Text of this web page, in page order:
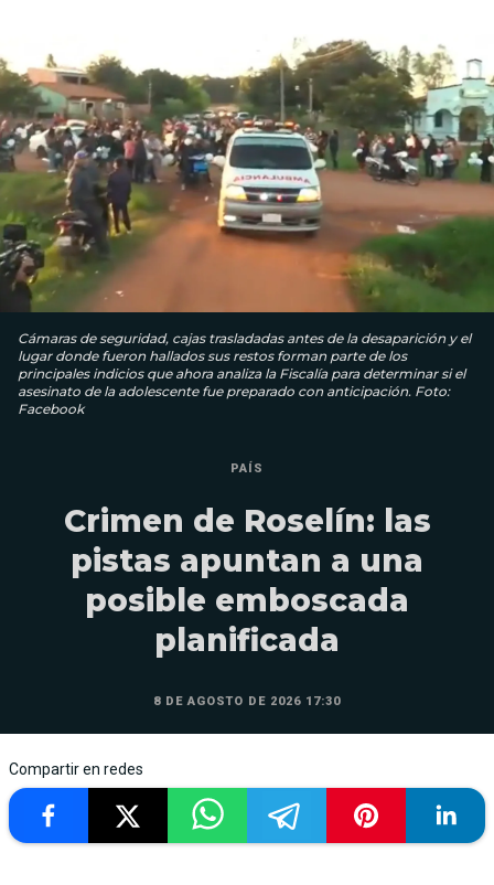
Cámaras de seguridad, cajas trasladadas antes de la desaparición y el
lugar donde fueron hallados sus restos forman parte de los
principales indicios que ahora analiza la Fiscalía para determinar si el
asesinato de la adolescente fue preparado con anticipación. Foto:
Facebook
PAÍS
Crimen de Roselín: las
pistas apuntan a una
posible emboscada
planificada
8 DE AGOSTO DE 2026 17:30
Compartir en redes